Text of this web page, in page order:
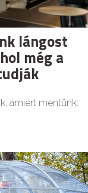
lángost
még a
amiért mentünk: